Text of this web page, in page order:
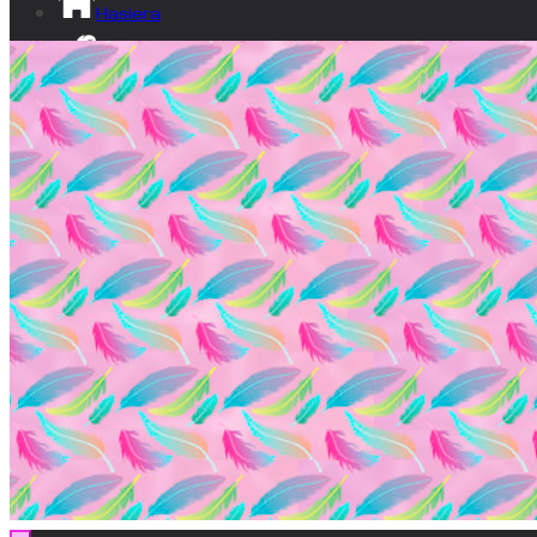
Hasiera
Izan lumatxo!
Ikusgune
Bideoak
Dokumentala
Gardentasuna
Kontaktua
EU
ES